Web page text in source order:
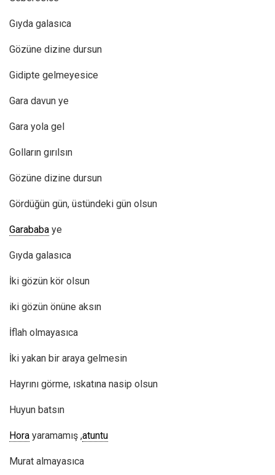
Gıyda galasıca
Gözüne dizine dursun
Gidipte gelmeyesice
Gara davun ye
Gara yola gel
Golların gırılsın
Gözüne dizine dursun
Gördüğün gün, üstündeki gün olsun
Garababa ye
Gıyda galasıca
İki gözün kör olsun
iki gözün önüne aksın
İflah olmayasıca
İki yakan bir araya gelmesin
Hayrını görme, ıskatına nasip olsun
Huyun batsın
Hora yaramamış ,atuntu
Murat almayasıca